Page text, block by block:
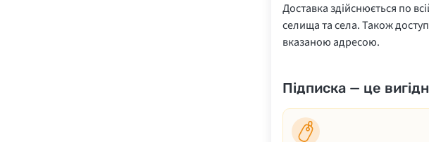
Доставка здійснюється по
селища та села. Також
вказаною адресою.
Підписка — це